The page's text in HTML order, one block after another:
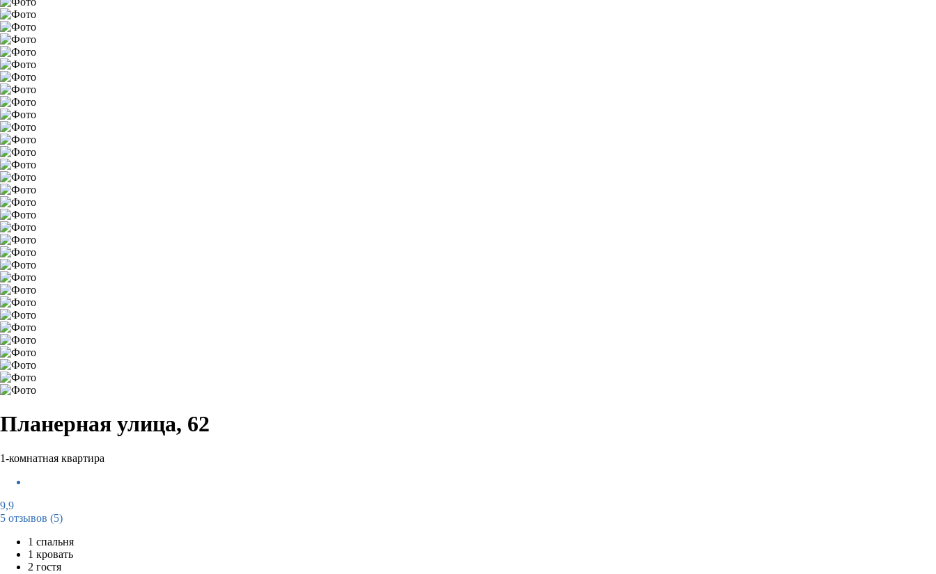
Планерная улица, 62
1-комнатная квартира
9,9
5 отзывов (5)
1 спальня
1 кровать
2 гостя